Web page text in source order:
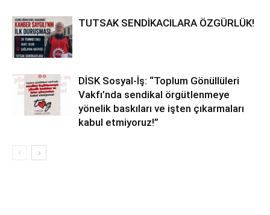
TUTSAK SENDİKACILARA ÖZGÜRLÜK!
DİSK Sosyal-İş: “Toplum Gönüllüleri
Vakfı’nda sendikal örgütlenmeye
yönelik baskıları ve işten çıkarmaları
kabul etmiyoruz!”